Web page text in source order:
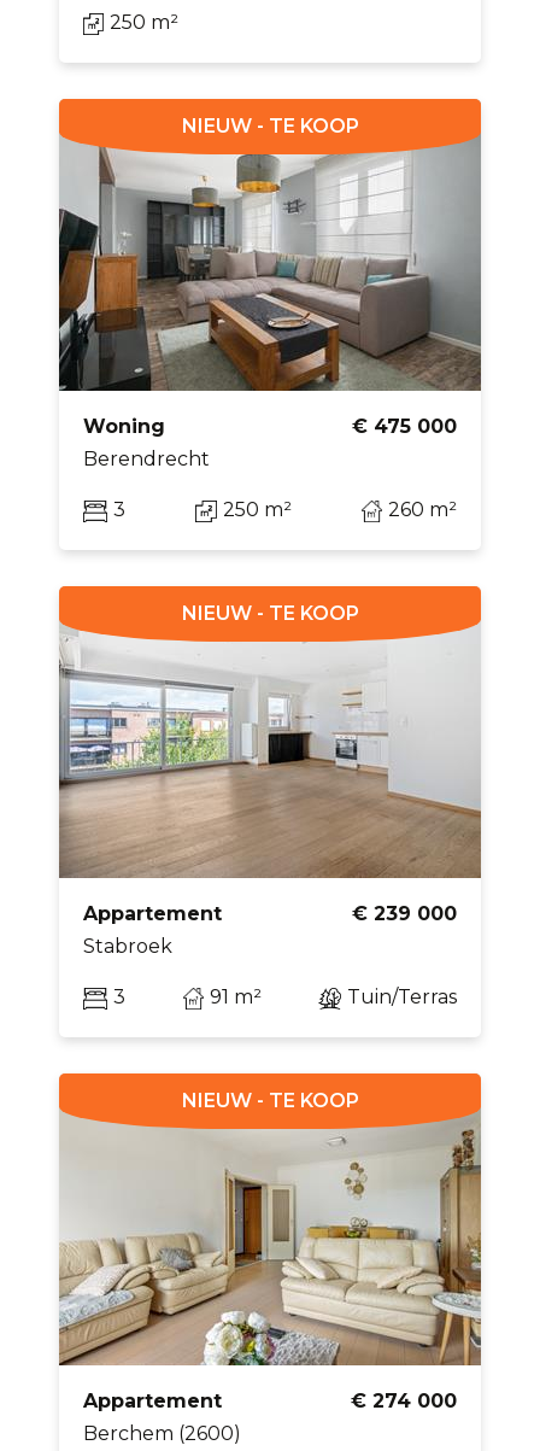
250 m²
NIEUW - TE KOOP
Woning
€ 475 000
Berendrecht
3 250 m² 260 m²
NIEUW - TE KOOP
Appartement
€ 239 000
Stabroek
3 91 m² Tuin/Terras
NIEUW - TE KOOP
Appartement
€ 274 000
Berchem (2600)